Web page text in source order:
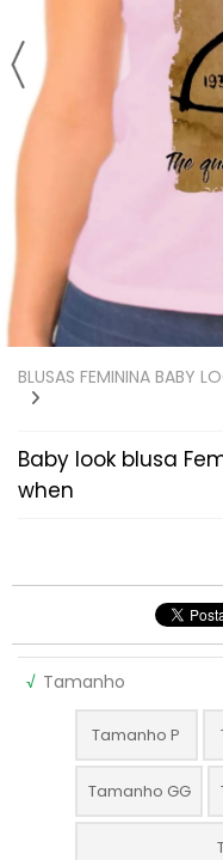
BLUSAS FEMININA BABY
Baby look blusa
when
√ Tamanho
Tamanho P
Tamanho GG